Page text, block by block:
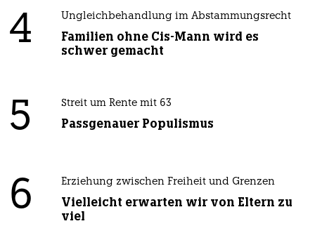
4 Ungleichbehandlung im Abstammungsrecht
Familien ohne Cis-Mann wird es
schwer gemacht
5 Streit um Rente mit 63
Passgenauer Populismus
6 Erziehung zwischen Freiheit und Grenzen
Vielleicht erwarten wir von Eltern zu
viel